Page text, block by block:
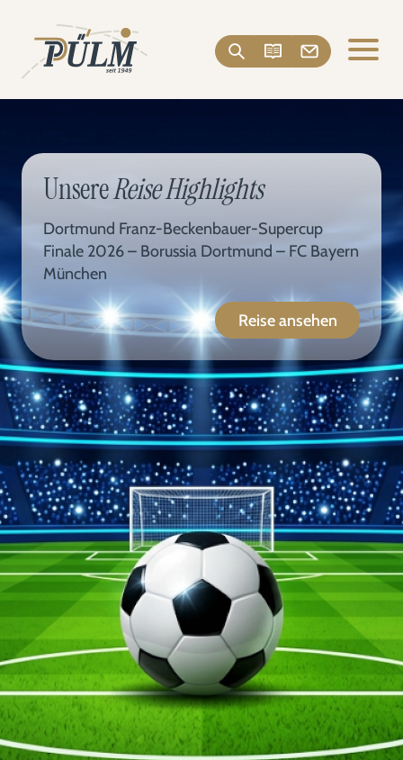
UnsereReise Highlights
Dortmund Franz-Beckenbauer-Supercup
Finale 2026 – Borussia Dortmund – FC Bayern
München
Reise ansehen